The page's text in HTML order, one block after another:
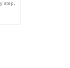
step,